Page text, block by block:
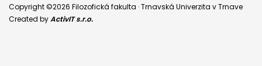
Copyright ©2026 Filozofická fakulta · Trnavská Univerzita v Trnave
Created byActivIT s.r.o.